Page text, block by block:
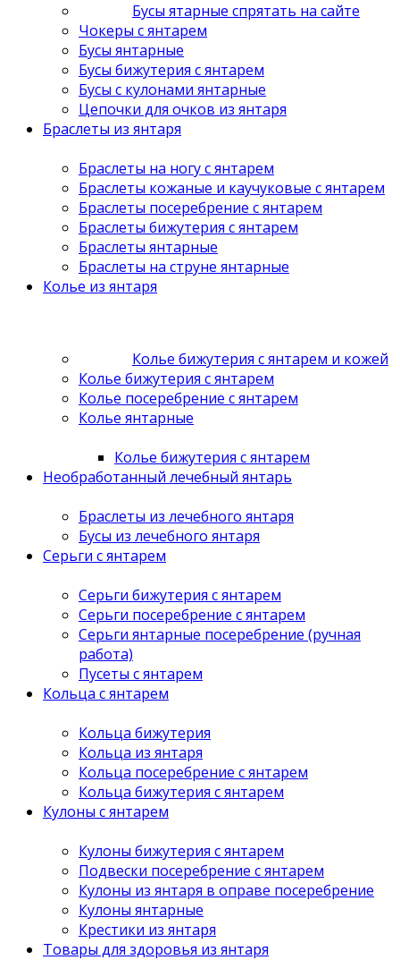
Бусы ятарные спрятать на сайте
Чокеры с янтарем
Бусы янтарные
Бусы бижутерия с янтарем
Бусы с кулонами янтарные
Цепочки для очков из янтаря
Браслеты из янтаря
Браслеты на ногу с янтарем
Браслеты кожаные и каучуковые с янтарем
Браслеты посеребрение с янтарем
Браслеты бижутерия с янтарем
Браслеты янтарные
Браслеты на струне янтарные
Колье из янтаря
Колье бижутерия с янтарем и кожей
Колье бижутерия с янтарем
Колье посеребрение с янтарем
Колье янтарные
Колье бижутерия с янтарем
Необработанный лечебный янтарь
Браслеты из лечебного янтаря
Бусы из лечебного янтаря
Серьги с янтарем
Серьги бижутерия с янтарем
Серьги посеребрение с янтарем
Серьги янтарные посеребрение (ручная
работа)
Пусеты с янтарем
Кольца с янтарем
Кольца бижутерия
Кольца из янтаря
Кольца посеребрение с янтарем
Кольца бижутерия с янтарем
Кулоны с янтарем
Кулоны бижутерия с янтарем
Подвески посеребрение с янтарем
Кулоны из янтаря в оправе посеребрение
Кулоны янтарные
Крестики из янтаря
Товары для здоровья из янтаря